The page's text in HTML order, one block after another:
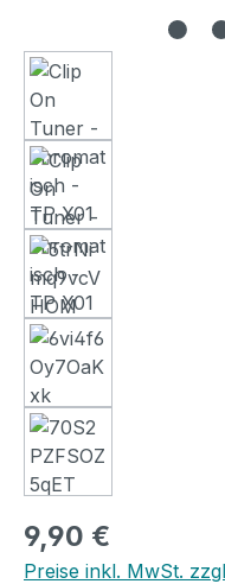
Regulärer Preis:
9,90 €
Preise inkl. MwSt.